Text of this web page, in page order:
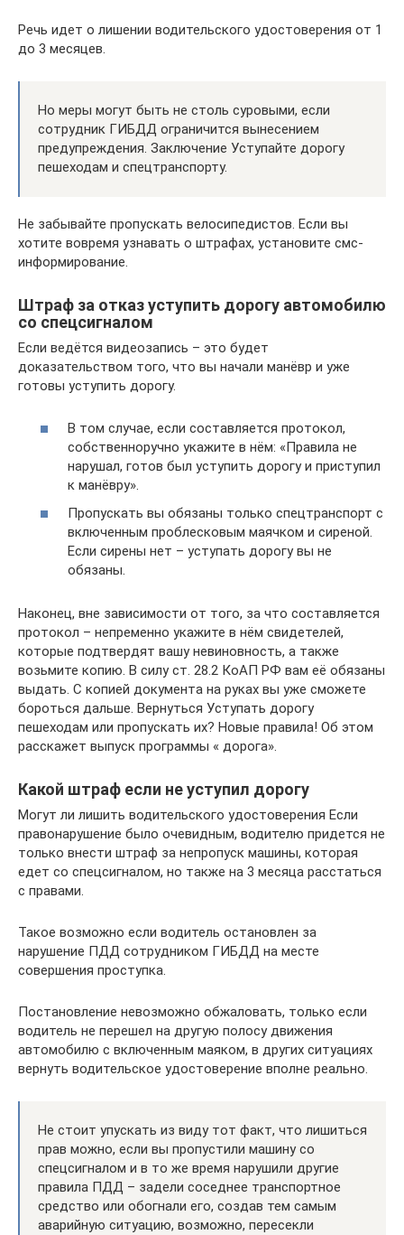
Речь идет о лишении водительского удостоверения от 1
до 3 месяцев.
Но меры могут быть не столь суровыми, если
сотрудник ГИБДД ограничится вынесением
предупреждения. Заключение Уступайте дорогу
пешеходам и спецтранспорту.
Не забывайте пропускать велосипедистов. Если вы
хотите вовремя узнавать о штрафах, установите смс-
информирование.
Штраф за отказ уступить дорогу автомобилю
со спецсигналом
Если ведётся видеозапись – это будет
доказательством того, что вы начали манёвр и уже
готовы уступить дорогу.
В том случае, если составляется протокол,
собственноручно укажите в нём: «Правила не
нарушал, готов был уступить дорогу и приступил
к манёвру».
Пропускать вы обязаны только спецтранспорт с
включенным проблесковым маячком и сиреной.
Если сирены нет – уступать дорогу вы не
обязаны.
Наконец, вне зависимости от того, за что составляется
протокол – непременно укажите в нём свидетелей,
которые подтвердят вашу невиновность, а также
возьмите копию. В силу ст. 28.2 КоАП РФ вам её обязаны
выдать. С копией документа на руках вы уже сможете
бороться дальше. Вернуться Уступать дорогу
пешеходам или пропускать их? Новые правила! Об этом
расскажет выпуск программы « дорога».
Какой штраф если не уступил дорогу
Могут ли лишить водительского удостоверения Если
правонарушение было очевидным, водителю придется не
только внести штраф за непропуск машины, которая
едет со спецсигналом, но также на 3 месяца расстаться
с правами.
Такое возможно если водитель остановлен за
нарушение ПДД сотрудником ГИБДД на месте
совершения проступка.
Постановление невозможно обжаловать, только если
водитель не перешел на другую полосу движения
автомобилю с включенным маяком, в других ситуациях
вернуть водительское удостоверение вполне реально.
Не стоит упускать из виду тот факт, что лишиться
прав можно, если вы пропустили машину со
спецсигналом и в то же время нарушили другие
правила ПДД – задели соседнее транспортное
средство или обогнали его, создав тем самым
аварийную ситуацию, возможно, пересекли